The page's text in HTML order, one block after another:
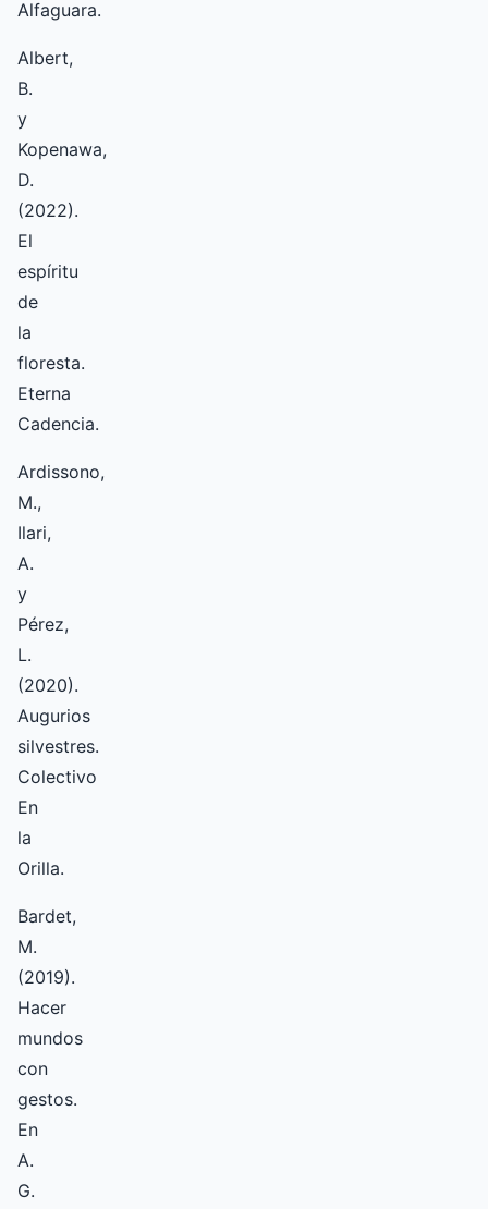
Alfaguara.
Albert,
B.
y
Kopenawa,
D.
(2022).
El
espíritu
de
la
floresta.
Eterna
Cadencia.
Ardissono,
M.,
Ilari,
A.
y
Pérez,
L.
(2020).
Augurios
silvestres.
Colectivo
En
la
Orilla.
Bardet,
M.
(2019).
Hacer
mundos
con
gestos.
En
A.
G.